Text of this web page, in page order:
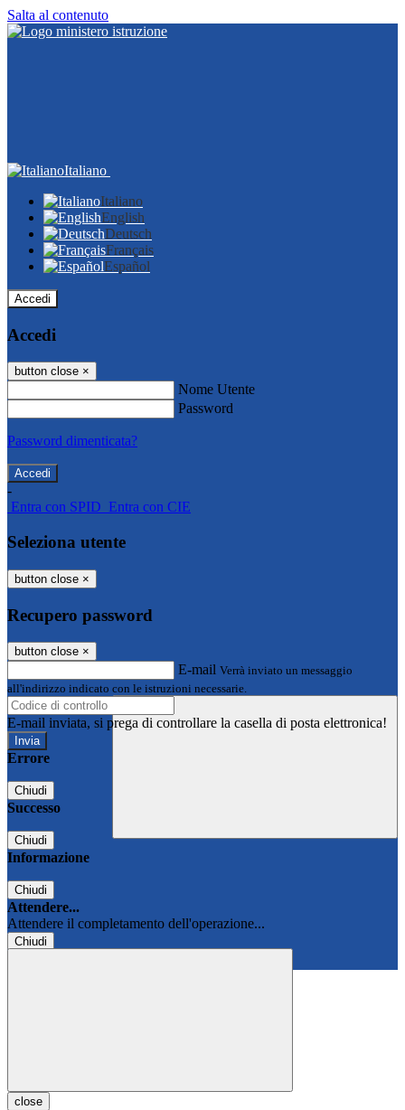
Salta al contenuto
Italiano
Italiano
English
Deutsch
Français
Español
Accedi
Accedi
button close ×
Nome Utente
Password
Password dimenticata?
-
Entra con SPID Entra con CIE
Seleziona utente
button close ×
Recupero password
button close ×
E-mail Verrà inviato un messaggio
all'indirizzo indicato con le istruzioni necessarie.
E-mail inviata, si prega di controllare la casella di posta elettronica!
Errore
Chiudi
Successo
Chiudi
Informazione
Chiudi
Attendere...
Attendere il completamento dell'operazione...
Chiudi
close